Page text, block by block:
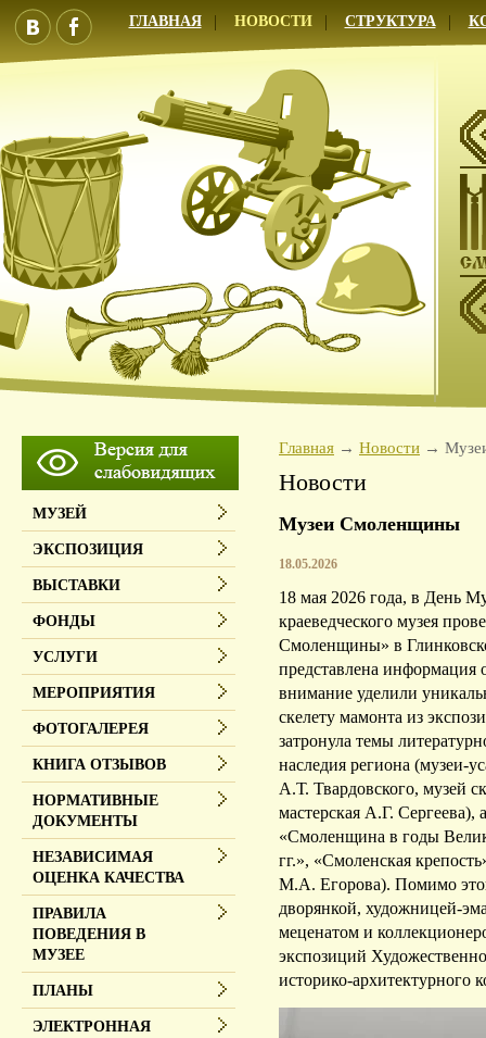
ГЛАВНАЯ НОВОСТИ СТРУКТУРА
Главная Новости
Новости
Музеи Смоленщины
18.05.2026
18 мая 2026 года, в День
краеведческого музея
Смоленщины» в
представлена информация
внимание уделили
скелету мамонта из
затронула темы
наследия региона
А.Т. Твардовского, музей
мастерская А.Г.
«Смоленщина в годы
гг.», «Смоленская
М.А. Егорова). Помимо
дворянкой, художницей-
меценатом и
экспозиций
историко-архитектурного
МУЗЕЙ
ЭКСПОЗИЦИЯ
ВЫСТАВКИ
ФОНДЫ
УСЛУГИ
МЕРОПРИЯТИЯ
ФОТОГАЛЕРЕЯ
КНИГА ОТЗЫВОВ
НОРМАТИВНЫЕ
ДОКУМЕНТЫ
НЕЗАВИСИМАЯ
ОЦЕНКА КАЧЕСТВА
ПРАВИЛА
ПОВЕДЕНИЯ В
МУЗЕЕ
ПЛАНЫ
ЭЛЕКТРОННАЯ